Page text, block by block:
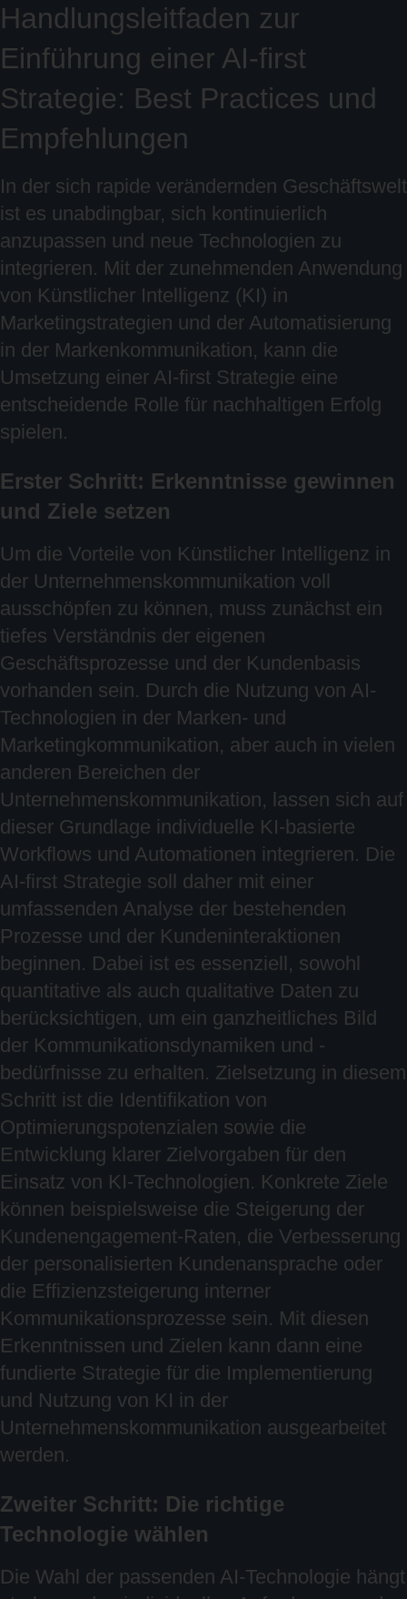
Handlungsleitfaden zur
Einführung einer AI-first
Strategie: Best Practices und
Empfehlungen
In der sich rapide verändernden Geschäftswelt
ist es unabdingbar, sich kontinuierlich
anzupassen und neue Technologien zu
integrieren. Mit der zunehmenden Anwendung
von Künstlicher Intelligenz (KI) in
Marketingstrategien und der Automatisierung
in der Markenkommunikation, kann die
Umsetzung einer AI-first Strategie eine
entscheidende Rolle für nachhaltigen Erfolg
spielen.
Erster Schritt: Erkenntnisse gewinnen
und Ziele setzen
Um die Vorteile von Künstlicher Intelligenz in
der Unternehmenskommunikation voll
ausschöpfen zu können, muss zunächst ein
tiefes Verständnis der eigenen
Geschäftsprozesse und der Kundenbasis
vorhanden sein. Durch die Nutzung von AI-
Technologien in der Marken- und
Marketingkommunikation, aber auch in vielen
anderen Bereichen der
Unternehmenskommunikation, lassen sich auf
dieser Grundlage individuelle KI-basierte
Workflows und Automationen integrieren. Die
AI-first Strategie soll daher mit einer
umfassenden Analyse der bestehenden
Prozesse und der Kundeninteraktionen
beginnen. Dabei ist es essenziell, sowohl
quantitative als auch qualitative Daten zu
berücksichtigen, um ein ganzheitliches Bild
der Kommunikationsdynamiken und -
bedürfnisse zu erhalten. Zielsetzung in diesem
Schritt ist die Identifikation von
Optimierungspotenzialen sowie die
Entwicklung klarer Zielvorgaben für den
Einsatz von KI-Technologien. Konkrete Ziele
können beispielsweise die Steigerung der
Kundenengagement-Raten, die Verbesserung
der personalisierten Kundenansprache oder
die Effizienzsteigerung interner
Kommunikationsprozesse sein. Mit diesen
Erkenntnissen und Zielen kann dann eine
fundierte Strategie für die Implementierung
und Nutzung von KI in der
Unternehmenskommunikation ausgearbeitet
werden.
Zweiter Schritt: Die richtige
Technologie wählen
Die Wahl der passenden AI-Technologie hängt